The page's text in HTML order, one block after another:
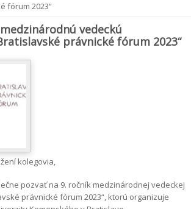
fórum 2023“
medzinárodnú vedeckú
právnické fórum 2023“
kolegovia,
pozvať na 9. ročník medzinárodnej vedeckej
právnické fórum 2023“, ktorú organizuje